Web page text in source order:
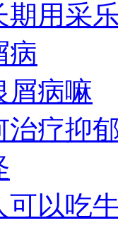
期用采
病
屑病嘛
治疗抑
可以吃